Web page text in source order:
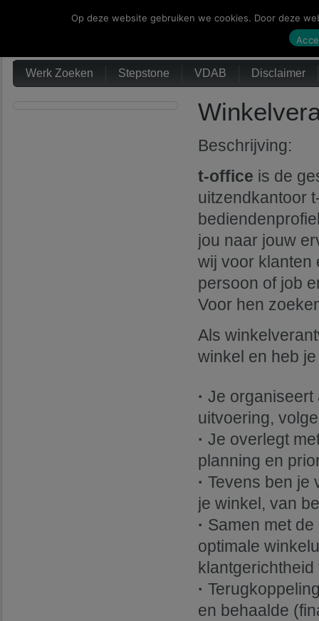
Werk Zoeken Stepstone VDAB Disclaimer
Beschrijving:
t-office is de
uitzendkantoor
jou naar jouw
wij voor klanten
persoon of job
Voor hen
Als
winkel en heb
· Je organiseert
uitvoering,
· Je overlegt
planning en
· Tevens ben je
je winkel, van
· Samen met
optimale
·
en behaalde
Op deze website gebruiken we cookies. Door deze